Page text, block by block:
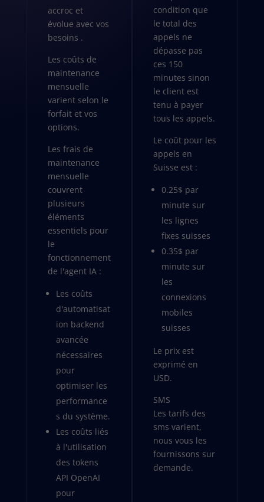
accroc et
évolue avec vos
besoins .
Les coûts de
maintenance
mensuelle
varient selon le
forfait et vos
options.
Les frais de
maintenance
mensuelle
couvrent
plusieurs
éléments
essentiels pour
le
fonctionnement
de l'agent IA :
Les coûts
d'automatisat
ion backend
avancée
nécessaires
pour
optimiser les
performance
s du système.
Les coûts liés
à l'utilisation
des tokens
API OpenAI
pour
condition que
le total des
appels ne
dépasse pas
ces 150
minutes sinon
le client est
tenu à payer
tous les appels.
Le coût pour les
appels en
Suisse est :
0.25$ par
minute sur
les lignes
fixes suisses
0.35$ par
minute sur
les
connexions
mobiles
suisses
Le prix est
exprimé en
USD.
SMS
Les tarifs des
sms varient,
nous vous les
fournissons sur
demande.